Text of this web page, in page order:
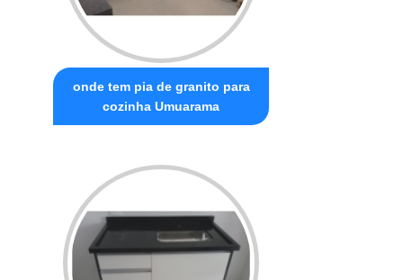
onde tem pia de granito para
cozinha Umuarama